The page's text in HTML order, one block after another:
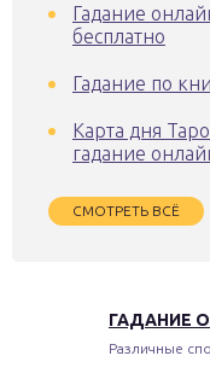
Гадание
бесплатно
Гадание по
Карта дня
гадание
СМОТРЕТЬ ВСЁ
ГАДАНИЕ
Различные